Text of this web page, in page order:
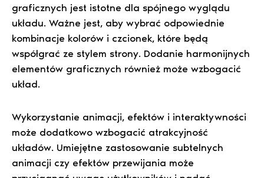
graficznych jest istotne dla spójnego wyglądu
układu. Ważne jest, aby wybrać odpowiednie
kombinacje kolorów i czcionek, które będą
współgrać ze stylem strony. Dodanie harmonijnych
elementów graficznych również może wzbogacić
układ.
Wykorzystanie animacji, efektów i interaktywności
może dodatkowo wzbogacić atrakcyjność
układów. Umiejętne zastosowanie subtelnych
animacji czy efektów przewijania może